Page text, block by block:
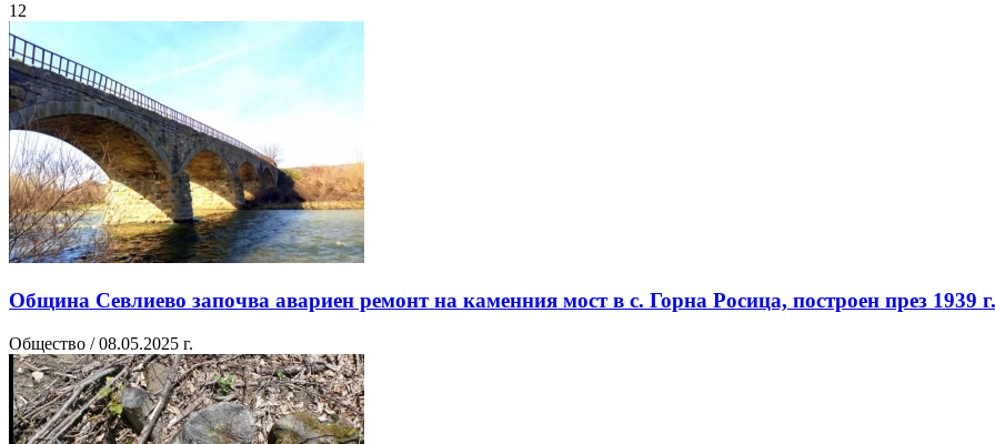
12
Община Севлиево започва авариен ремонт на каменния мост в с. Горна Росица, построен през 1939 г.
Общество / 08.05.2025 г.